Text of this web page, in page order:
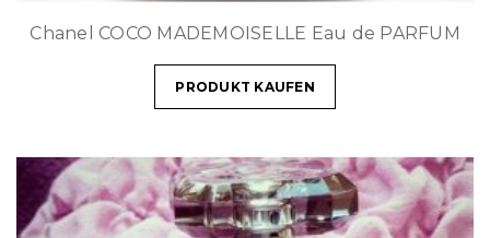
Chanel COCO MADEMOISELLE Eau de PARFUM
PRODUKT KAUFEN